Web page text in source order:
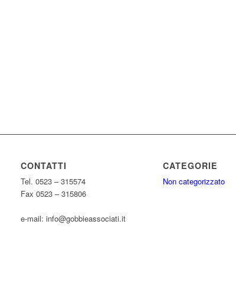
CONTATTI
Tel. 0523 – 315574
Fax 0523 – 315806
e-mail: info@gobbieassociati.it
CATEGORIE
Non categorizzato